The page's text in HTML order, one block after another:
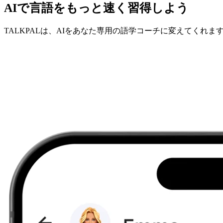
AIで言語をもっと速く習得しよう
TALKPALは、AIをあなた専用の語学コーチに変えてくれま